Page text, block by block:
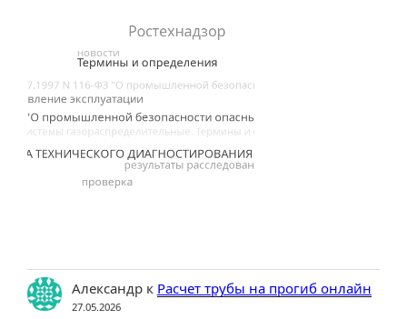
Александрк Расчет трубы на прогиб онлайн
27.05.2026